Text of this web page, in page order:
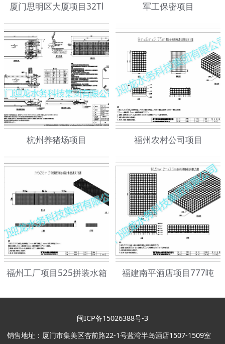
厦门思明区大厦项目32Tl 军工保密项目
杭州养猪场项目 福州农村公司项目
福州工厂项目525拼装水箱 福建南平酒店项目777吨
闽ICP备15026388号-3
销售地址：厦门市集美区杏前路22-1号蓝湾半岛酒店1507-1509室